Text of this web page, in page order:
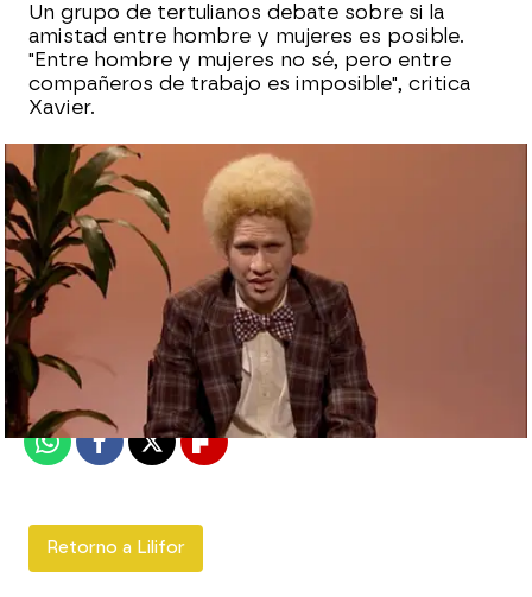
Un grupo de tertulianos debate sobre si la
amistad entre hombre y mujeres es posible.
"Entre hombre y mujeres no sé, pero entre
compañeros de trabajo es imposible", critica
Xavier.
neox
Murcia
Publicado: 13 de julio de 2015, 19:12
WhatsappFacebook
X Flipboard
Retorno a Lilifor